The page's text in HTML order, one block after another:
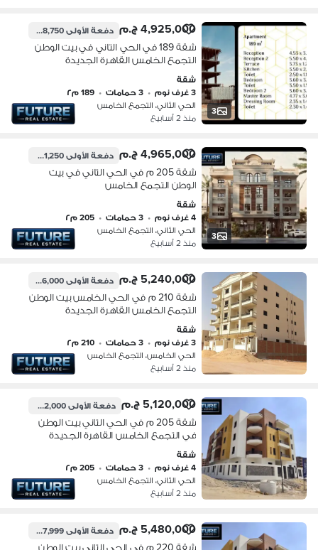
3
4,925,000 ج.م دفعة الأولى738,750 ج.م
شقة 189 في الحي التاني في بيت الوطن
التجمع الخامس القاهرة الجديدة
شقة
3 غرف نوم
• 3 حمامات • 189 م٢
الحي الثاني، التجمع الخامس
منذ 2 أسابيع
3
4,965,000 ج.م دفعة الأولى1,241,250 ج.م
شقة 205 م في الحي التاني في بيت
الوطن التجمع الخامس
شقة
4 غرف نوم
• 3 حمامات • 205 م٢
الحي الثاني، التجمع الخامس
منذ 2 أسابيع
5,240,000 ج.م دفعة الأولى2,096,000 ج.م
شقة 210 م في الحي الخامس بيت الوطن
التجمع الخامس القاهرة الجديدة
شقة
3 غرف نوم
• 3 حمامات • 210 م٢
الحي الخامس، التجمع الخامس
منذ 2 أسابيع
5,120,000 ج.م دفعة الأولى1,792,000 ج.م
شقة 205 م في الحي التاني بيت الوطن
في التجمع الخامس القاهرة الجديدة
شقة
4 غرف نوم
• 3 حمامات • 205 م٢
الحي الثاني، التجمع الخامس
منذ 2 أسابيع
5,480,000 ج.م دفعة الأولى1,917,999 ج.م
شقة 220 م في الحي التاني بيت الوطن